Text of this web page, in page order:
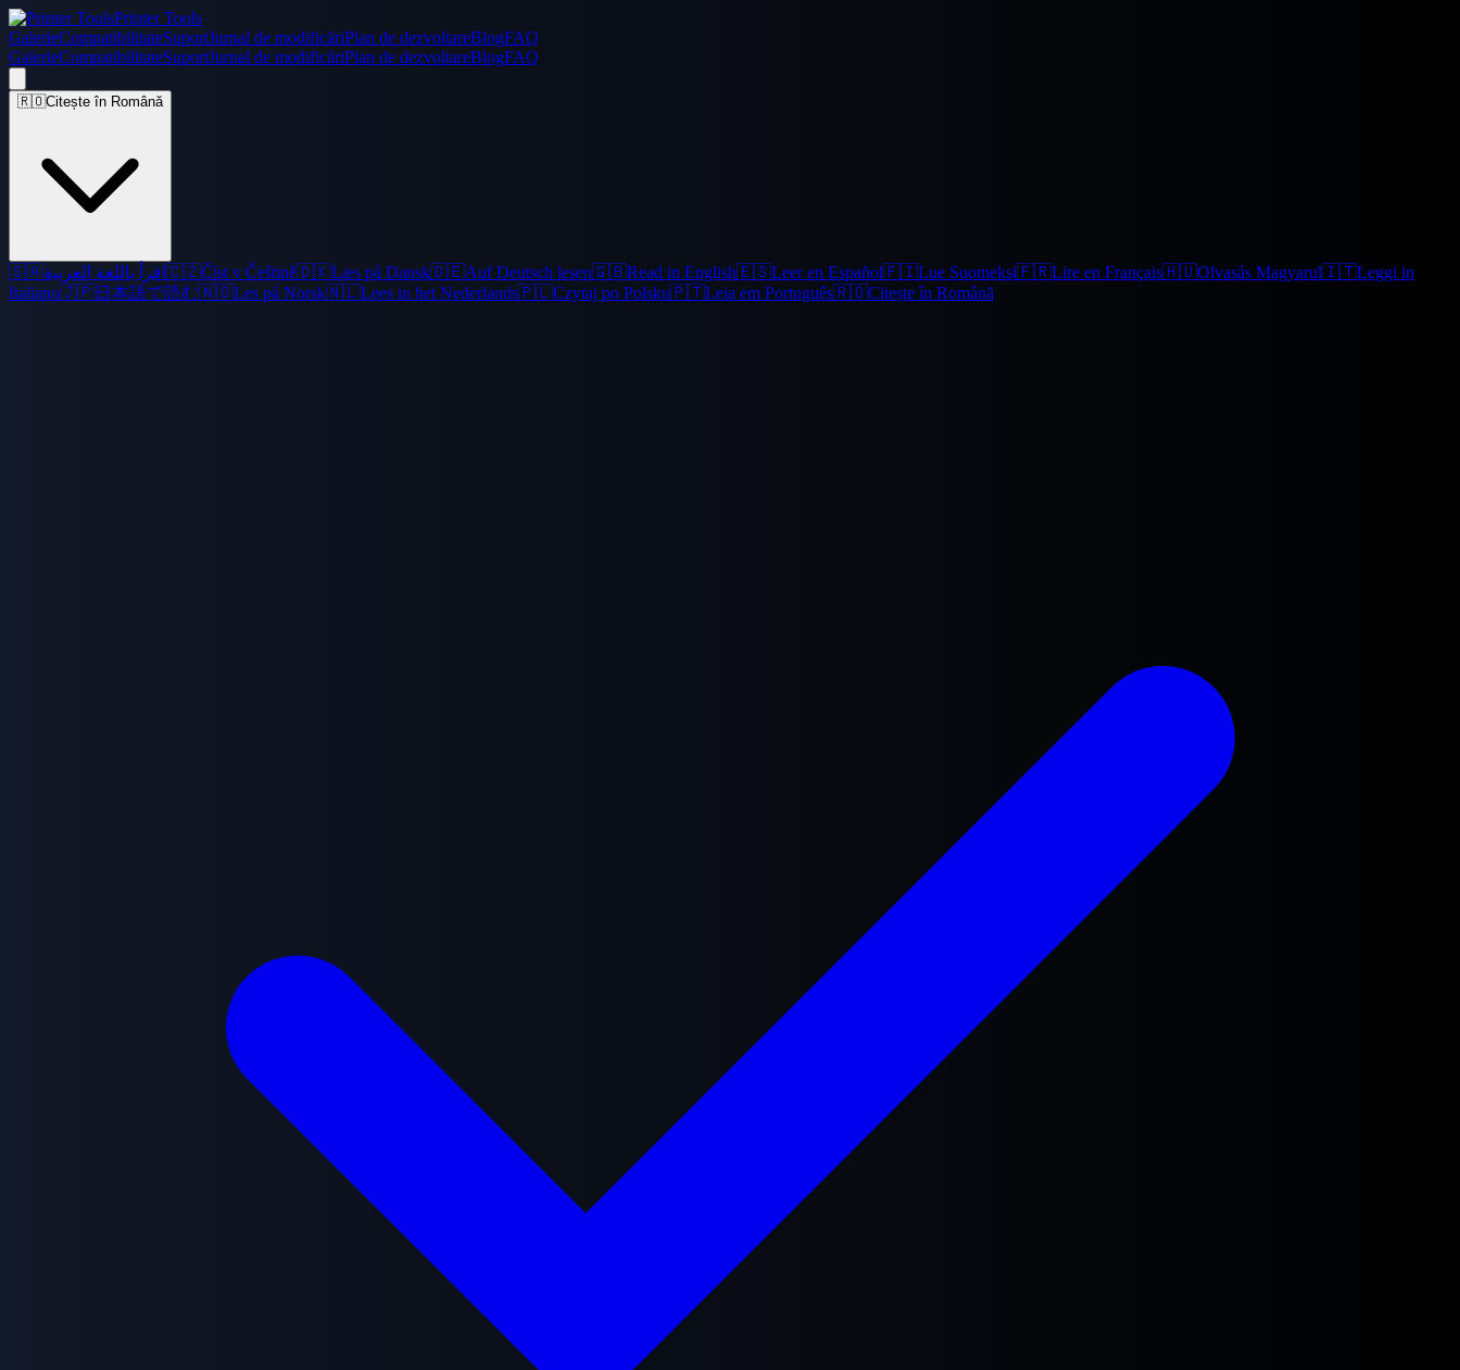
Printer Tools
GalerieCompatibilitateSuportJurnal de modificăriPlan de dezvoltareBlogFAQ
GalerieCompatibilitateSuportJurnal de modificăriPlan de dezvoltareBlogFAQ
🇷🇴Citește în Română
🇸🇦اقرأ باللغة العربية 🇨🇿Číst v Češtině🇩🇰Læs på Dansk🇩🇪Auf Deutsch lesen🇬🇧Read in English🇪🇸Leer en Español🇫🇮Lue Suomeksi🇫🇷Lire en Français🇭🇺Olvasás Magyarul🇮🇹Leggi in
Italiano🇯🇵日本語で読む🇳🇴Les på Norsk🇳🇱Lees in het Nederlands🇵🇱Czytaj po Polsku🇵🇹Leia em Português🇷🇴Citește în Română